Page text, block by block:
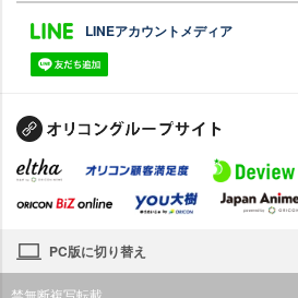
LINEアカウントメディア
PC版に切り替え
禁無断複写転載